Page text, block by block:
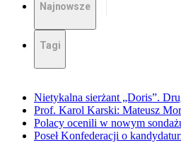
Najnowsze
Tagi
Nietykalna sierżant „Doris”.
Prof. Karol Karski: Mateusz
Polacy ocenili w nowym
Poseł Konfederacji o